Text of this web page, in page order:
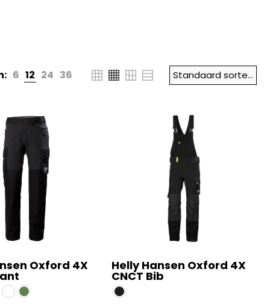
6 12 24 36
Oxford 4X Helly Hansen Oxford 4X
CNCT Bib